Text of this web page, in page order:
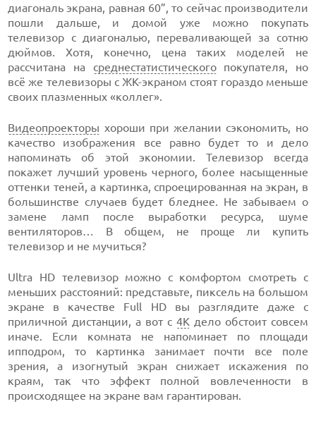
диагональ экрана, равная 60”, то сейчас производители
пошли дальше, и домой уже можно покупать
телевизор с диагональю, переваливающей за сотню
дюймов. Хотя, конечно, цена таких моделей не
рассчитана на среднестатистическогопокупателя, но
всё же телевизоры с ЖК-экраном стоят гораздо меньше
своих плазменных «коллег».
Видеопроекторы хороши при желании сэкономить, но
качество изображения все равно будет то и дело
напоминать об этой экономии. Телевизор всегда
покажет лучший уровень черного, более насыщенные
оттенки теней, а картинка, спроецированная на экран, в
большинстве случаев будет бледнее. Не забываем о
замене ламп после выработки ресурса, шуме
вентиляторов… В общем, не проще ли купить
телевизор и не мучиться?
Ultra HD телевизор можно с комфортом смотреть с
меньших расстояний: представьте, пиксель на большом
экране в качестве Full HD вы разглядите даже с
приличной дистанции, а вот с 4Кдело обстоит совсем
иначе. Если комната не напоминает по площади
ипподром, то картинка занимает почти все поле
зрения, а изогнутый экран снижает искажения по
краям, так что эффект полной вовлеченности в
происходящее на экране вам гарантирован.